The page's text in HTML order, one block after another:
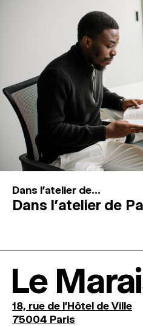
Dans l'atelier de...
Dans l’atelier de
Le
18, rue de l'Hôtel de Ville
75004 Paris